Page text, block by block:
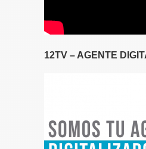
12TV – AGENTE